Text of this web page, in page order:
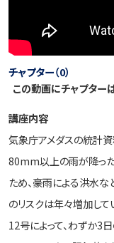
チャプター（0）
この動画にチャプター
講座内容
気象庁アメダスの統計
80mm以上の雨が降っ
ため、豪雨による洪水
のリスクは年々増加して
12号によって、わずか3